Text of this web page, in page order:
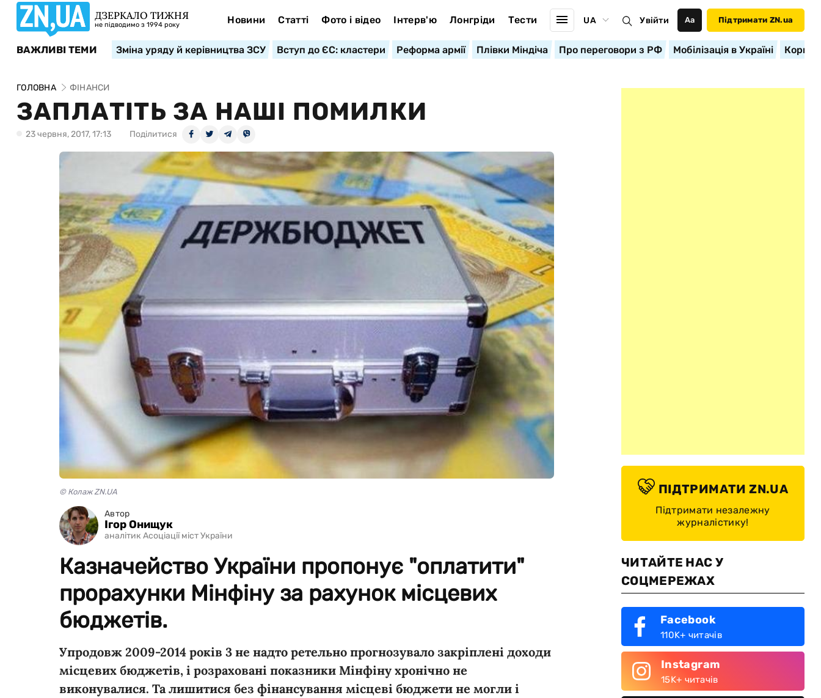
ДЗЕРКАЛО ТИЖНЯ
не підводимо з 1994 року Новини Статті Фото і відео Інтерв'ю Лонгріди Тести UA Увійти Аа Підтримати ZN.ua
ВАЖЛИВІ ТЕМИ Зміна уряду й керівництва ЗСУ Вступ до ЄС: кластери Реформа армії Плівки Міндіча Про переговори з РФ Мобілізація в Україні
ГОЛОВНА ФІНАНСИ
ЗАПЛАТІТЬ ЗА НАШІ ПОМИЛКИ
23 червня, 2017, 17:13 Поділитися
© Колаж ZN.UA
Автор
Ігор Онищук
аналітик Асоціації міст України
Казначейство України пропонує "оплатити"
прорахунки Мінфіну за рахунок місцевих
бюджетів.
Упродовж 2009-2014 років 3 не надто ретельно прогнозувало закріплені доходи
місцевих бюджетів, і розраховані показники Мінфіну хронічно не
виконувалися. Та лишитися без фінансування місцеві бюджети не могли і
ПІДТРИМАТИ ZN.UA
Підтримати незалежну
журналістику!
ЧИТАЙТЕ НАС У
СОЦМЕРЕЖАХ
Facebook
110K+ читачів
Instagram
15K+ читачів